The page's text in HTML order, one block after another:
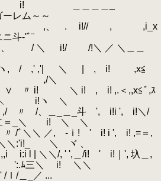
i! ＿＿＿＿_
レム～～
i!// , ,i_x
‐'ﾞ¨
i!/ /!＼ ／ ＼＿＿
/ ,' ,'| ＼ | , i! ,x≦
/ // ,/＼
i! ＼ i! , i! ,.＜,,x≦ﾞ,ｽ
/＼ i!ヽ ＼
/、＿_＿_斗 ', i!i ', i!＼/
i二＝_＼ i! ＼ ＼
＼＼ ／, ‐ｉ! ' i! i ', i! ,=＝,
＼:'i!_ ＼ ヾ 、
| ＼＼/, ' ',＿/i! ' i!｜', 圦＿,
、 ':.ﾑ三＼ i! ＼＼
/＿_／ ...